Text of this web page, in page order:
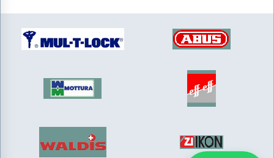
Nos partenaires de confiance